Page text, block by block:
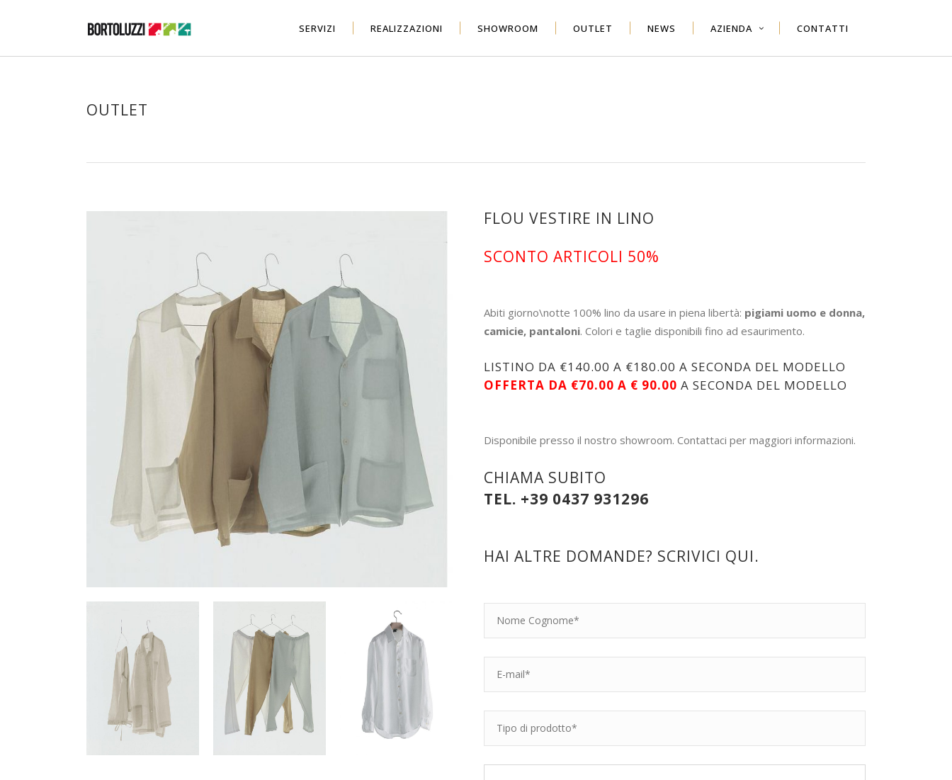
SERVIZI REALIZZAZIONI SHOWROOM OUTLET NEWS AZIENDA CONTATTI
OUTLET
FLOU VESTIRE IN LINO
SCONTO ARTICOLI 50%
Abiti giorno\notte 100% lino da usare in piena libertà: pigiami uomo e donna,
camicie, pantaloni. Colori e taglie disponibili fino ad esaurimento.
LISTINO DA €140.00 A €180.00 A SECONDA DEL MODELLO
OFFERTA DA €70.00 A € 90.00 A SECONDA DEL MODELLO
Disponibile presso il nostro showroom. Contattaci per maggiori informazioni.
CHIAMA SUBITO
TEL. +39 0437 931296
HAI ALTRE DOMANDE? SCRIVICI QUI.